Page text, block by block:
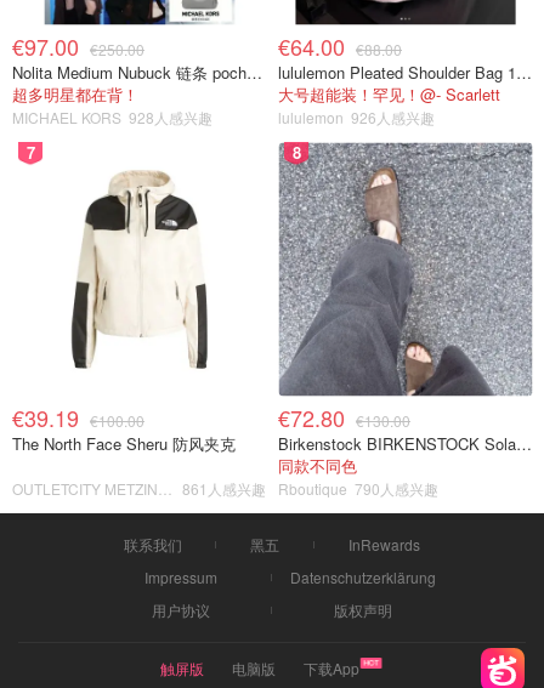
€97.00 €250.00
Nolita Medium Nubuck 链条 pochette
超多明星都在背！
MICHAEL KORS 928人感兴趣
€64.00 €88.00
lululemon Pleated Shoulder Bag 10L 单肩包
大号超能装！罕见！@- Scarlett
lululemon 926人感兴趣
7
€39.19 €100.00
The North Face Sheru 防风夹克
861人感兴趣
8
€72.80 €130.00
Birkenstock BIRKENSTOCK Solana 麂皮皮革凉拖
同款不同色
Rboutique 790人感兴趣
联系我们 黑五
InRewards
Impressum
Datenschutzerklärung
用户协议
版权声明
触屏版 电脑版 下载App